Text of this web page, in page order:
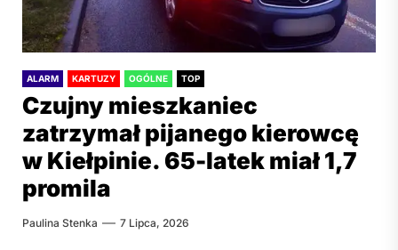
ALARM KARTUZY OGÓLNE TOP
Czujny mieszkaniec
zatrzymał pijanego kierowcę
w Kiełpinie. 65-latek miał 1,7
promila
Paulina Stenka 7 Lipca, 2026